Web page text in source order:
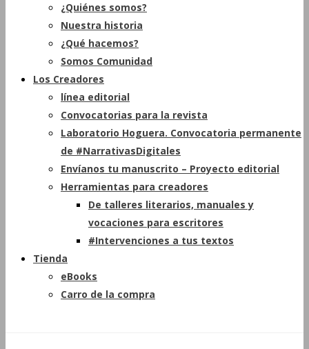
¿Quiénes somos?
Nuestra historia
¿Qué hacemos?
Somos Comunidad
Los Creadores
línea editorial
Convocatorias para la revista
Laboratorio Hoguera. Convocatoria permanente
de #NarrativasDigitales
Envíanos tu manuscrito – Proyecto editorial
Herramientas para creadores
De talleres literarios, manuales y
vocaciones para escritores
#Intervenciones a tus textos
Tienda
eBooks
Carro de la compra